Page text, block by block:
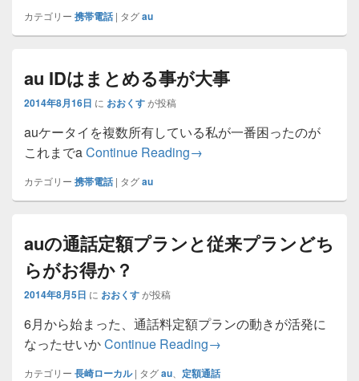
カテゴリー 携帯電話 | タグau
au IDはまとめる事が大事
2014年8月16日 に おおくすが投稿
auケータイを複数所有している私が一番困ったのが
これまでaContinue Readingau IDはまとめる事が大事
→
カテゴリー 携帯電話 | タグau
auの通話定額プランと従来プランどち
らがお得か？
2014年8月5日 に おおくすが投稿
6月から始まった、通話料定額プランの動きが活発に
なったせいかContinue Readingauの通話定額プランと従
→
カテゴリー 長崎ローカル | タグau 定額通話